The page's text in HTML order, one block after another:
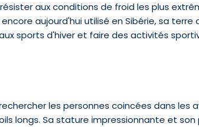
aux conditions de froid les plus
aujourd'hui utilisé en Sibérie, sa terre
sports d'hiver et faire des activités
les personnes coincées dans les
longs. Sa stature impressionnante et son